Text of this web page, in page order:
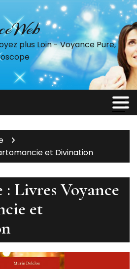
plus Loin - Voyance Pure,
et Divination
: Livres Voyance
et